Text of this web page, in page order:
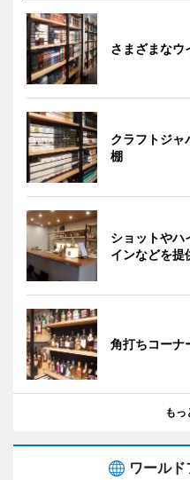
さまざまなウ
クラフトジャ
棚
ショットやハ
インなどを提
角打ちコーナ
もっ
ワール